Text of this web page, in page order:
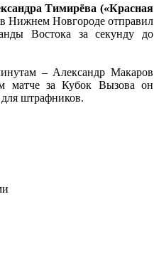
Тимирёва («Красная
Нижнем Новгороде отправил
Востока за секунду до
– Александр Макаров
матче за Кубок Вызова он
штрафников.